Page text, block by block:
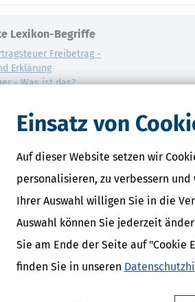
Einsatz von
Auf dieser Website setzen wir
personalisieren, zu verbessern
Ihrer Auswahl willigen Sie in die
Auswahl können Sie jederzeit
Sie am Ende der Seite auf
finden Sie in unseren
Lexikon-Begriffe
Freibetrag -
Erklärung
- Was ist das?